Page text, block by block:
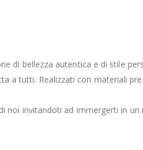
di bellezza autentica e di stile
a tutti. Realizzati con materiali
noi invitandoti ad immergerti in un